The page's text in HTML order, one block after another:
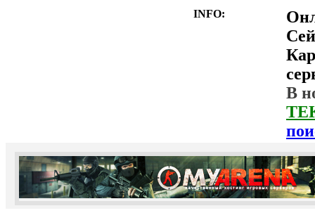
INFO:
В